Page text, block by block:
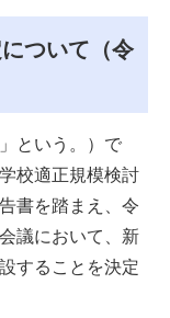
ついて（令
という。）で
校適正規模検討
書を踏まえ、令
議において、新
することを決定